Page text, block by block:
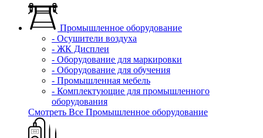
Промышленное оборудование
- Осушители воздуха
- ЖК Дисплеи
- Оборудование для маркировки
- Оборудование для обучения
- Промышленная мебель
- Комплектующие для промышленного
оборудования
Смотреть Все Промышленное оборудование